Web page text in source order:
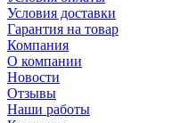
Условия доставки
Гарантия на товар
Компания
О компании
Новости
Отзывы
Наши работы